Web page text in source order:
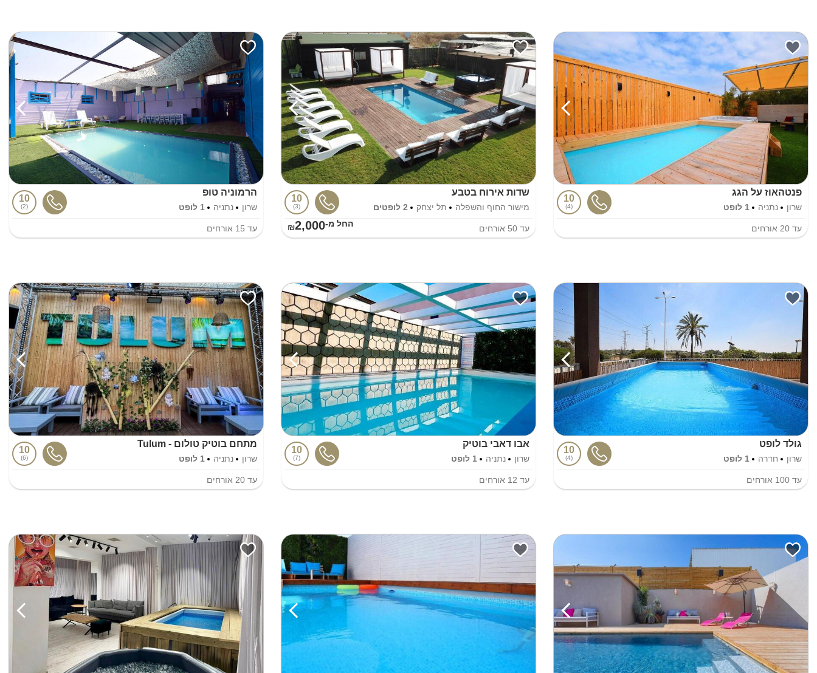
פנטהאוז על הגג
שרון נתניה 1 לופט
10
4
עד 20 אורחים
שדות אירוח בטבע
מישור החוף והשפלה תל יצחק 2 לופטים
10
3
עד 50 אורחים החל מ-₪2,000
הרמוניה טופ
שרון נתניה 1 לופט
10
2
עד 15 אורחים
גולד לופט
שרון חדרה 1 לופט
10
4
עד 100 אורחים
אבו דאבי בוטיק
שרון נתניה 1 לופט
10
7
עד 12 אורחים
מתחם בוטיק טולום - Tulum
שרון נתניה 1 לופט
10
6
עד 20 אורחים